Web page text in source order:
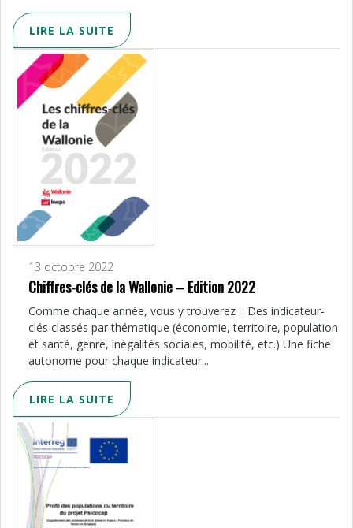
LIRE LA SUITE
13 octobre 2022
Chiffres-clés de la Wallonie – Edition 2022
Comme chaque année, vous y trouverez : Des indicateur-
clés classés par thématique (économie, territoire, population
et santé, genre, inégalités sociales, mobilité, etc.) Une fiche
autonome pour chaque indicateur...
LIRE LA SUITE